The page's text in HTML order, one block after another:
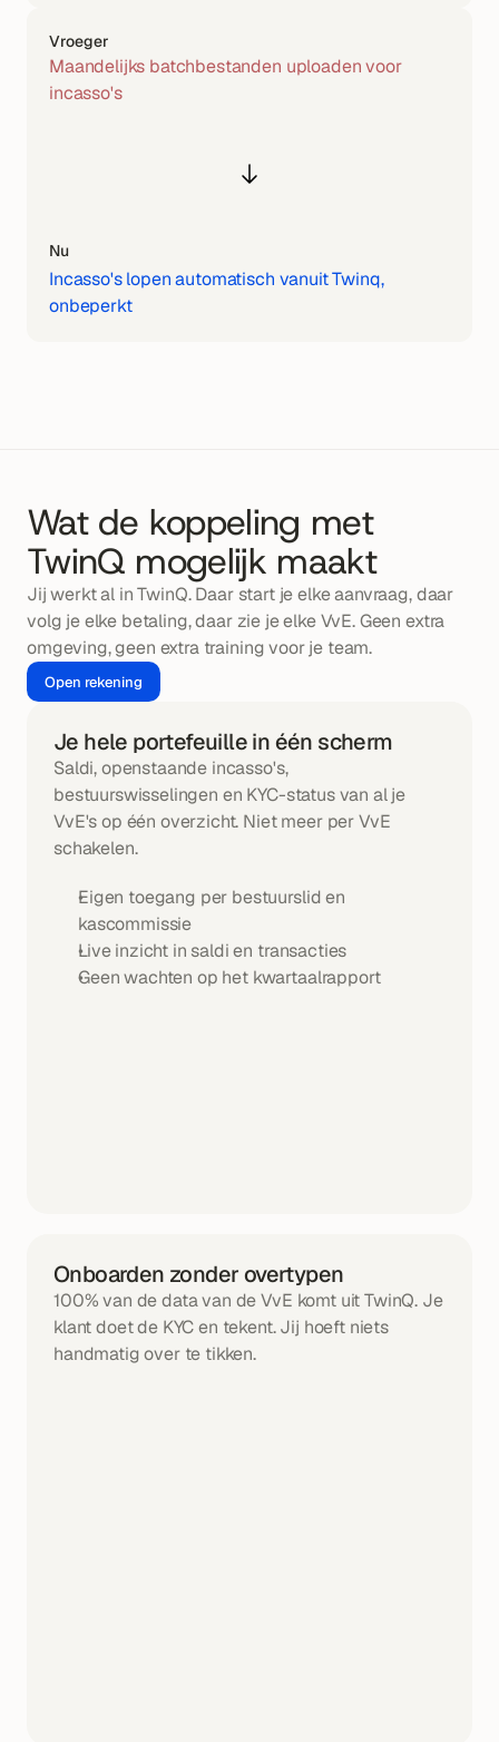
Vroeger
Maandelijks batchbestanden uploaden voor
incasso's
Incasso's lopen automatisch vanuit Twinq,
onbeperkt
Nu
Wat de koppeling met
TwinQ mogelijk maakt
Jij werkt al in TwinQ. Daar start je elke aanvraag, daar
volg je elke betaling, daar zie je elke VvE. Geen extra
omgeving, geen extra training voor je team.
Open rekening
Je hele portefeuille in één scherm
Saldi, openstaande incasso's,
bestuurswisselingen en KYC-status van al je
VvE's op één overzicht. Niet meer per VvE
schakelen.
Eigen toegang per bestuurslid en
kascommissie
Live inzicht in saldi en transacties
Geen wachten op het kwartaalrapport
Onboarden zonder overtypen
100% van de data van de VvE komt uit TwinQ. Je
klant doet de KYC en tekent. Jij hoeft niets
handmatig over te tikken.